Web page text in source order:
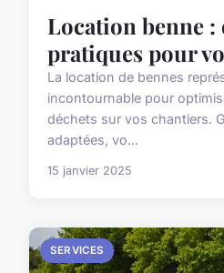
Location benne
pratiques pour
La location de bennes
incontournable pour
déchets sur vos chantiers.
adaptées, vo...
15 janvier 2025
SERVICES